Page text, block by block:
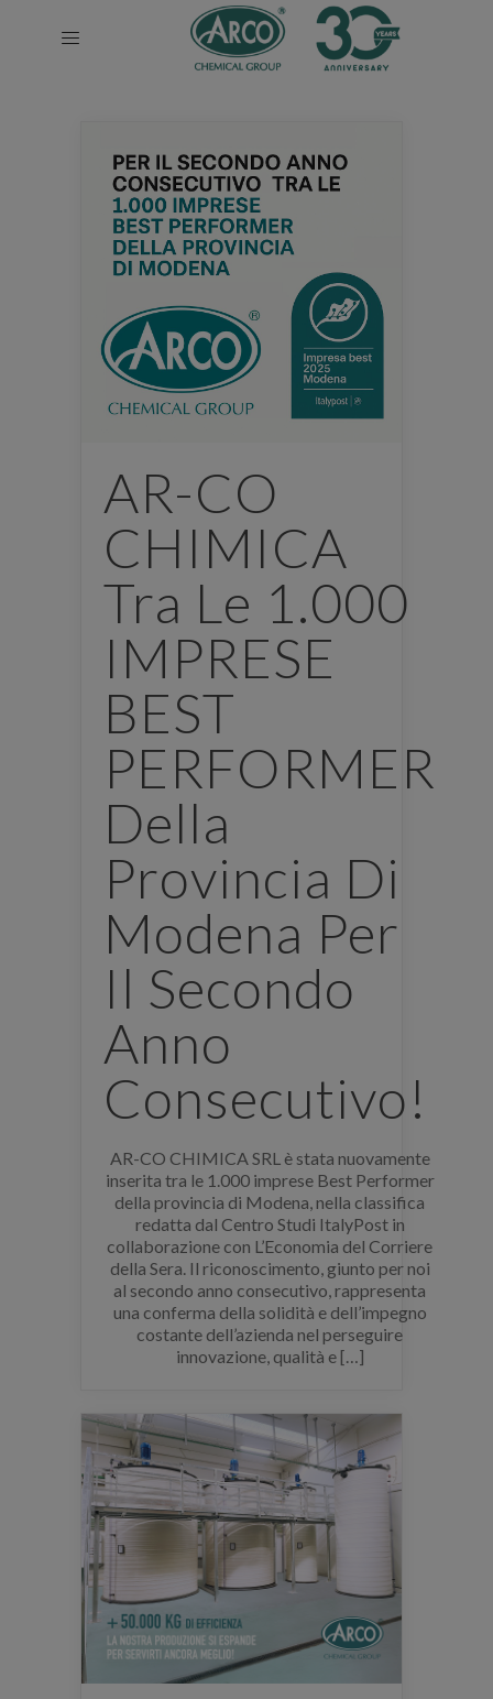
AR-CO
CHIMICA
Tra Le 1.000
IMPRESE
BEST
PERFORMER
Della
Provincia Di
Modena Per
Il Secondo
Anno
Consecutivo!
AR-CO CHIMICA SRL è stata nuovamente
inserita tra le 1.000 imprese Best Performer
della provincia di Modena, nella classifica
redatta dal Centro Studi ItalyPost in
collaborazione con L’Economia del Corriere
della Sera. Il riconoscimento, giunto per noi
al secondo anno consecutivo, rappresenta
una conferma della solidità e dell’impegno
costante dell’azienda nel perseguire
innovazione, qualità e […]